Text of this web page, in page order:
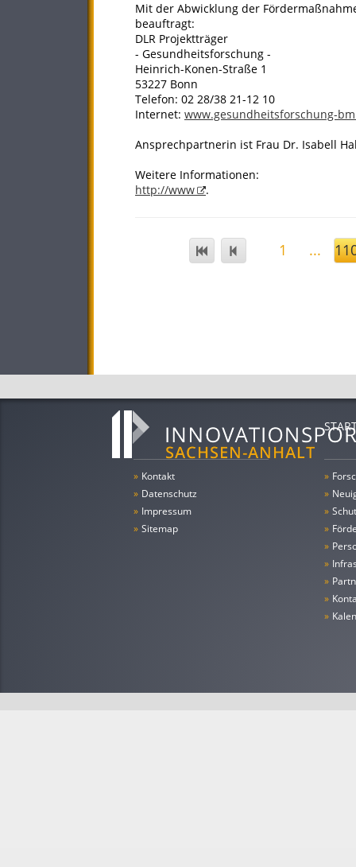
Mit der Abwicklung der
beauftragt:
DLR Projektträger
- Gesundheitsforschung -
Heinrich-Konen-Straße 1
53227 Bonn
Telefon: 02 28/38 21-12 10
Internet: www.gesundheitsforschung-
Ansprechpartnerin ist Frau Dr. Isabell
Weitere Informationen:
http://www
.
1 ...
» Kontakt
» Datenschutz
» Impressum
» Sitemap
»
»
»
»
»
»
»
»
»